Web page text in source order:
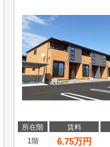
所在階 賃料
1階
6.75万円